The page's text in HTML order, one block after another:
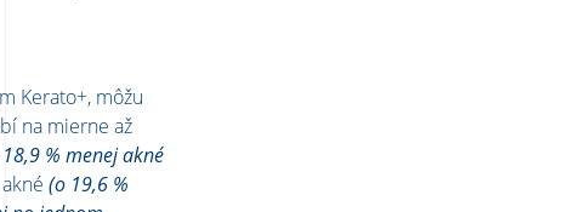
Kerato+, môžu
na mierne až
% menej akné
(o 19,6 %